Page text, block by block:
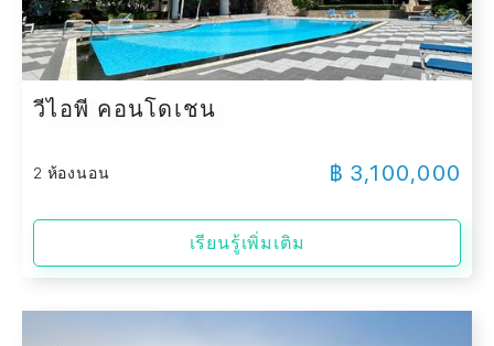
วีไอพี คอนโดเชน
2 ห้องนอน ฿ 3,100,000
เรียนรู้เพิ่มเติม